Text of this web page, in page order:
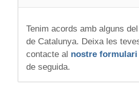
Tenim acords amb alguns
de Catalunya. Deixa les
contacte al nostre formulari
de seguida.